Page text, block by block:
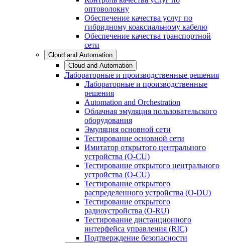
оптоволокну
Обеспечение качества услуг по
гибридному коаксиальному кабелю
Обеспечение качества транспортной
сети
Cloud and Automation
Cloud and Automation
Лабораторные и производственные решения
Лабораторные и производственные
решения
Automation and Orchestration
Облачная эмуляция пользовательского
оборудования
Эмуляция основной сети
Тестирование основной сети
Имитатор открытого центрального
устройства (O-CU)
Тестирование открытого центрального
устройства (O-CU)
Тестирование открытого
распределенного устройства (O-DU)
Тестирование открытого
радиоустройства (O-RU)
Тестирование дистанционного
интерфейса управления (RIC)
Подтверждение безопасности